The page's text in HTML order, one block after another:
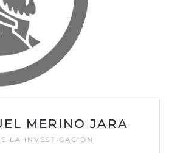
MERINO JARA
LA INVESTIGACIÓN